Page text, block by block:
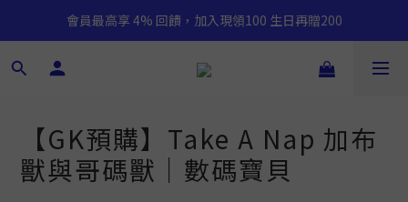
會員最高享 4% 回饋，加入現領100 生日再贈200
【GK預購】Take A Nap 加布
獸與哥碼獸｜數碼寶貝